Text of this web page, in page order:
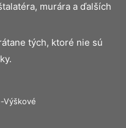
murára a ďalších
tých, ktoré nie sú
Výškové